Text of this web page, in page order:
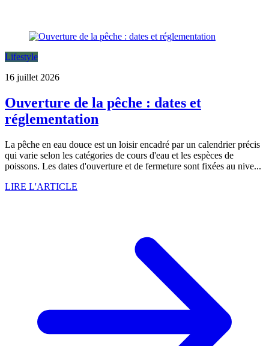
Lifestyle
16 juillet 2026
Ouverture de la pêche : dates et
réglementation
La pêche en eau douce est un loisir encadré par un calendrier précis
qui varie selon les catégories de cours d'eau et les espèces de
poissons. Les dates d'ouverture et de fermeture sont fixées au nive...
LIRE L'ARTICLE